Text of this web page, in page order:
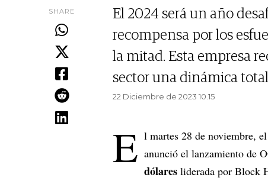
SHARE
El 2024 será un año
recompensa por los
la mitad. Esta empresa
sector una dinámica
22 Diciembre de 2023 10.15
E l martes 28 de noviembre,
anunció el lanzamiento de
dólares liderada por Block